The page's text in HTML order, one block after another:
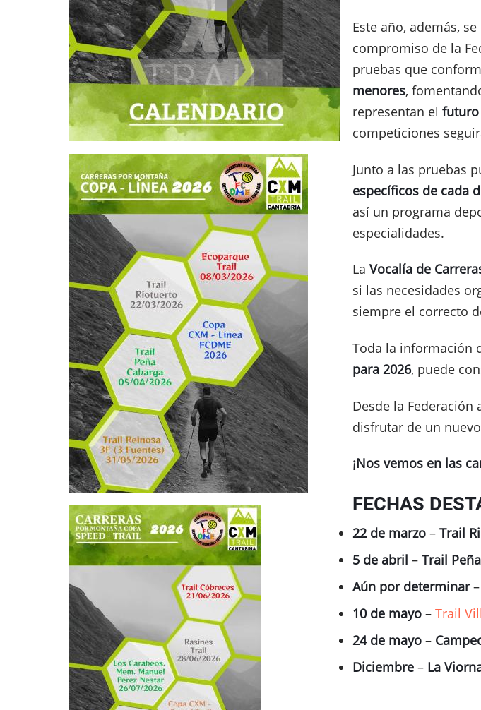
Este año, además, se
compromiso de la
pruebas que
menores,
representan el futuro
competiciones
Junto a las pruebas
específicos de cada
así un programa
especialidades.
La Vocalía de
si las necesidades
siempre el correcto
Toda la información
para 2026, puede
Desde la
disfrutar de un
¡Nos vemos en las
FECHAS
22 de marzo – Trail
5 de abril – Trail
Aún por determinar–
10 de mayo – Trail
24 de mayo –
Diciembre – La